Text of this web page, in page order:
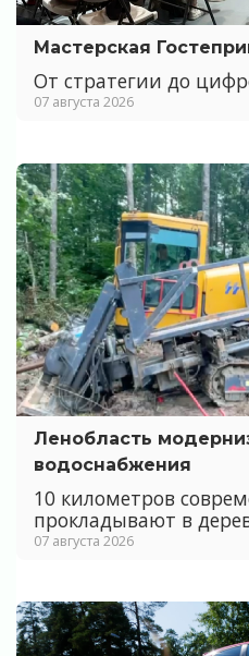
Мастерская
От стратегии до
07 августа 2026
Ленобласть
водоснабжения
10 километров
прокладывают в
07 августа 2026